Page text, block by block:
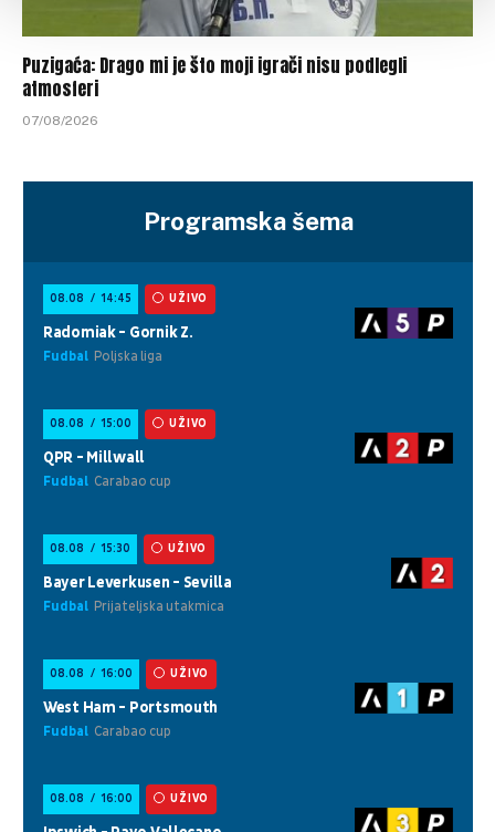
Puzigaća: Drago mi je što moji igrači nisu podlegli
atmosferi
07/08/2026
Programska šema